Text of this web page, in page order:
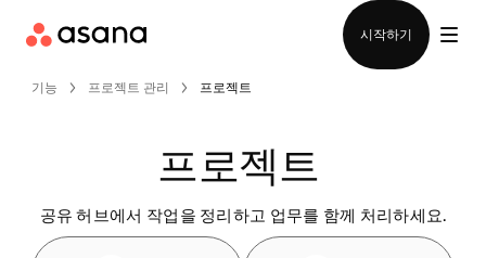
시작하기
기능 프로젝트 관리 프로젝트
프로젝트
공유 허브에서 작업을 정리하고 업무를 함께 처리하세요.